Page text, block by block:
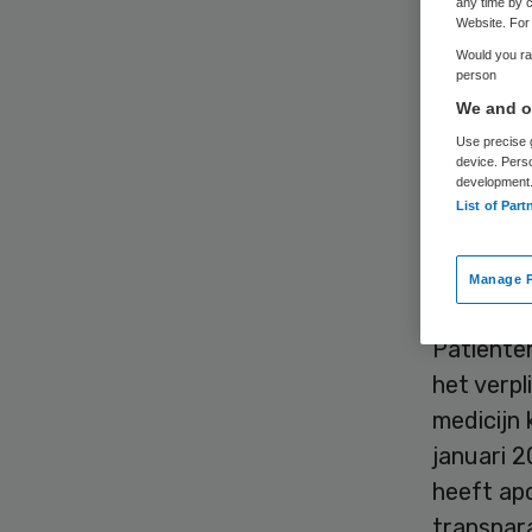
Het
worden
KNMP
bijna
2014.
het
medicijn
januari
heeft
Website.
Would you
person
We and
Use precise
device.
development.
List of
Manage